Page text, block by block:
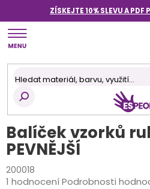
obsah
ZÍSKEJTE 10% SLEVU A PDF
Balíček vzorků
PEVNĚJŠÍ
200018
Průměrné
1 hodnoceníPodrobnosti